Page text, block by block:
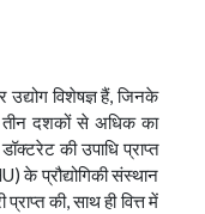
उद्योग विशेषज्ञ हैं, जिनके
तीन दशकों से अधिक का
की उपाधि प्राप्त
के प्रौद्योगिकी संस्थान
की, साथ ही वित्त में